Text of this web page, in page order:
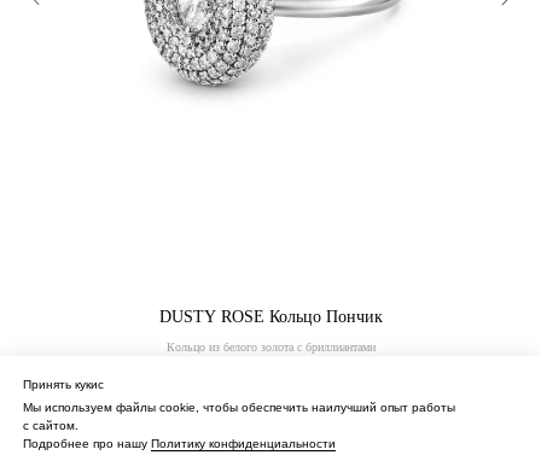
Принять кукис
Мы используем файлы cookie, чтобы обеспечить наилучший опыт работы
с сайтом.
Подробнее про нашу Политику конфиденциальности
DUSTY ROSE Кольцо Пончик
Кольцо из белого золота с бриллиантами